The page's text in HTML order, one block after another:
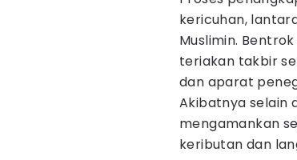
kericuhan,
Muslimin.
teriakan takbir
dan aparat
Akibatnya selain
mengamankan
keributan dan